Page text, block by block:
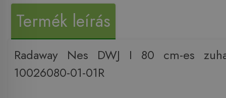
Termék leírás
Radaway Nes DWJ I 80 cm-es
10026080-01-01R